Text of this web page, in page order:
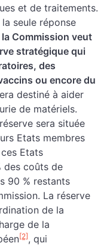
et de traitements.
seule réponse
la Commission veut
stratégique qui
des
ou encore du
destiné à aider
de matériels.
sera située
Etats membres
Etats
des coûts de
90 % restants
La réserve
de la
de la
[2], qui